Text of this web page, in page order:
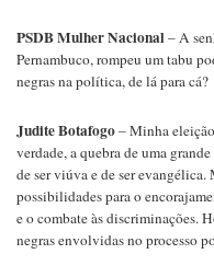
PSDB Mulher Nacional– A
Pernambuco, rompeu um tabu
negras na política, de lá para cá?
Judite Botafogo– Minha
verdade, a quebra de uma
de ser viúva e de ser
possibilidades para o
e o combate às discriminações.
negras envolvidas no processo